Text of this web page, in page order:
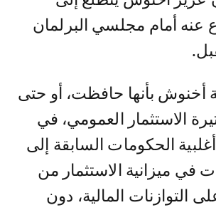
عنه أمام مجلسي البرلمان
أخنوش بأنها حافظت، أو حتى
الاستثمار العمومي، في
الحكومات السابقة إلى
ميزانية الاستثمار من
التوازنات المالية، دون